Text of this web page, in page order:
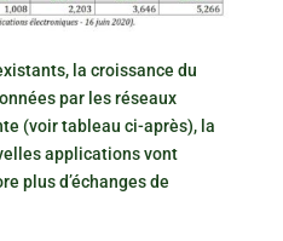
la croissance du
par les réseaux
(voir tableau ci-après), la
applications vont
plus d’échanges de